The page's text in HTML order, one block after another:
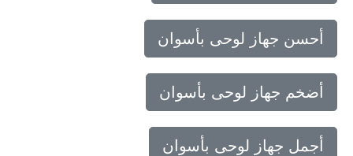
أحسن جهاز لوحى بأسوان
أضخم جهاز لوحى بأسوان
أجمل جهاز لوحى بأسوان